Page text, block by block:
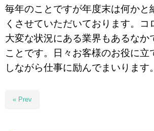
毎年のことですが年度末は何かと
くさせていただいております。コ
大変な状況にある業界もあるなか
ことです。日々お客様のお役に立
しながら仕事に励んでまいります。
« Prev